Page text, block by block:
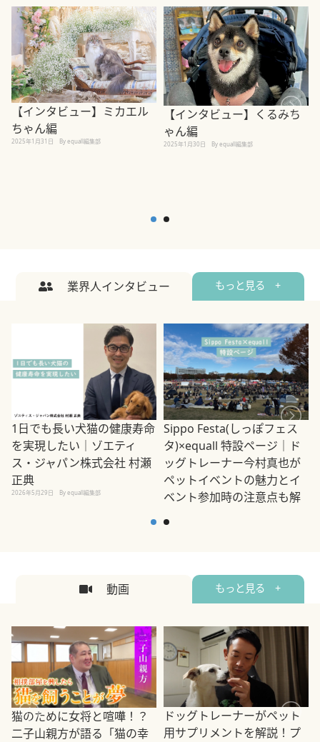
【インタビュー】ミカエル
ちゃん編
2025年1月31日 By equall編集部
【インタビュー】くるみち
ゃん編
2025年1月30日 By equall編集部
業界人インタビュー もっと見る +
1日でも長い犬猫の健康寿命
を実現したい｜ゾエティ
ス・ジャパン株式会社 村瀬
正典
2026年5月29日 By equall編集部
Sippo Festa(しっぽフェス
タ)×equall 特設ページ｜ド
ッグトレーナー今村真也が
ペットイベントの魅力とイ
ベント参加時の注意点も解
2026年5月12日
動画 もっと見る +
猫のために女将と喧嘩！？
二子山親方が語る「猫の幸
ドッグトレーナーがペット
用サプリメントを解説！プ